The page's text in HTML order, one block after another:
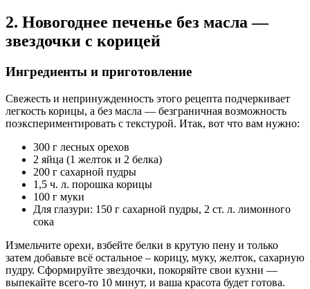
2. Новогоднее печенье без масла —
звездочки с корицей
Ингредиенты и приготовление
Свежесть и непринужденность этого рецепта подчеркивает
легкость корицы, а без масла — безграничная возможность
поэкспериментировать с текстурой. Итак, вот что вам нужно:
300 г лесных орехов
2 яйца (1 желток и 2 белка)
200 г сахарной пудры
1,5 ч. л. порошка корицы
100 г муки
Для глазури: 150 г сахарной пудры, 2 ст. л. лимонного
сока
Измельчите орехи, взбейте белки в крутую пену и только
затем добавьте всё остальное – корицу, муку, желток, сахарную
пудру. Сформируйте звездочки, покоряйте свои кухни —
выпекайте всего-то 10 минут, и ваша красота будет готова.